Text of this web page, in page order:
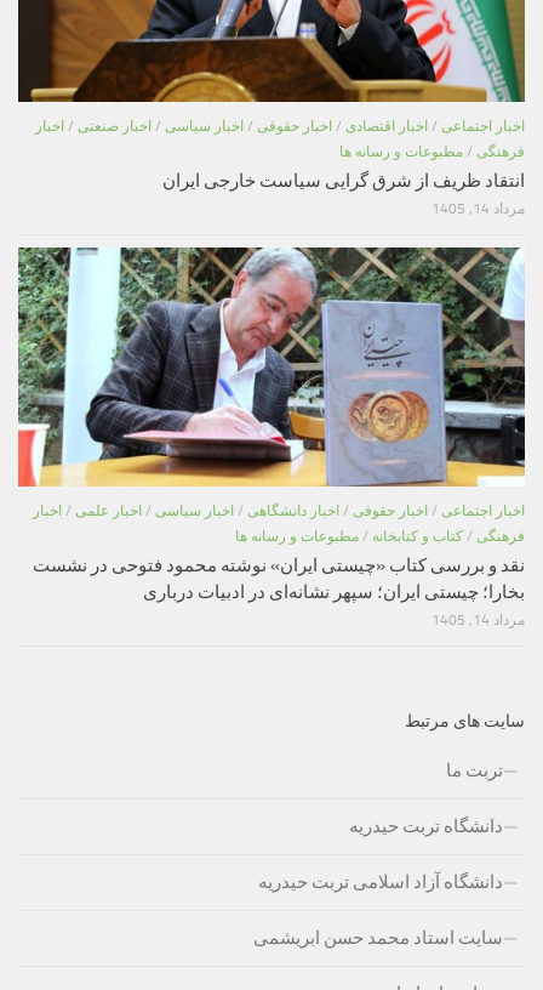
اخبار اجتماعی / اخبار اقتصادی / اخبار حقوقی / اخبار سیاسی / اخبار صنعتی / اخبار
فرهنگی / مطبوعات و رسانه ها
انتقاد ظریف از شرق گرایی سیاست خارجی ایران
مرداد 14, 1405
اخبار اجتماعی / اخبار حقوقی / اخبار دانشگاهی / اخبار سیاسی / اخبار علمی / اخبار
فرهنگی / کتاب و کتابخانه / مطبوعات و رسانه ها
نقد و بررسی کتاب «چیستی ایران» نوشته محمود فتوحی در نشست
بخارا؛ چیستی ایران؛ سپهر نشانه‌ای در ادبیات درباری
مرداد 14, 1405
سایت های مرتبط
تربت ما
دانشگاه تربت حیدریه
دانشگاه آزاد اسلامی تربت حیدریه
سایت استاد محمد حسن ابریشمی